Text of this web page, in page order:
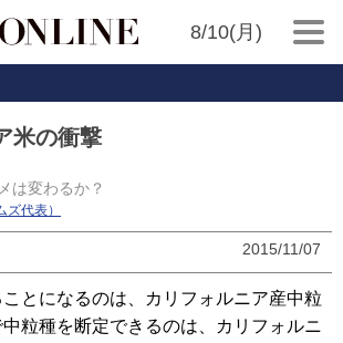
8/10(月)
米の衝撃
は変わるか？
ズ代表）
2015/11/07
とになるのは、カリフォルニア産中粒
粒種を断定できるのは、カリフォルニ